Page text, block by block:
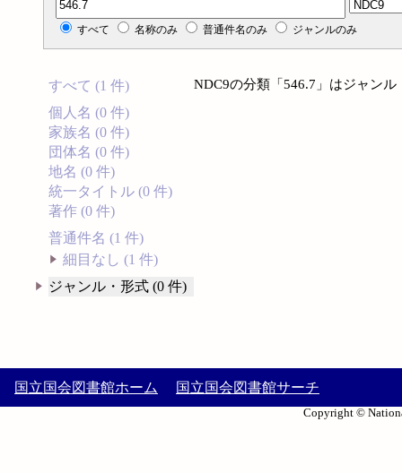
すべて 名称のみ 普通件名のみ ジャンルのみ
すべて (1 件)
個人名 (0 件)
家族名 (0 件)
団体名 (0 件)
地名 (0 件)
統一タイトル (0 件)
著作 (0 件)
普通件名 (1 件)
細目なし (1 件)
ジャンル・形式 (0 件)
NDC9の分類「546.7」はジャン
国立国会図書館ホーム 国立国会図書館サーチ
Copyright ©